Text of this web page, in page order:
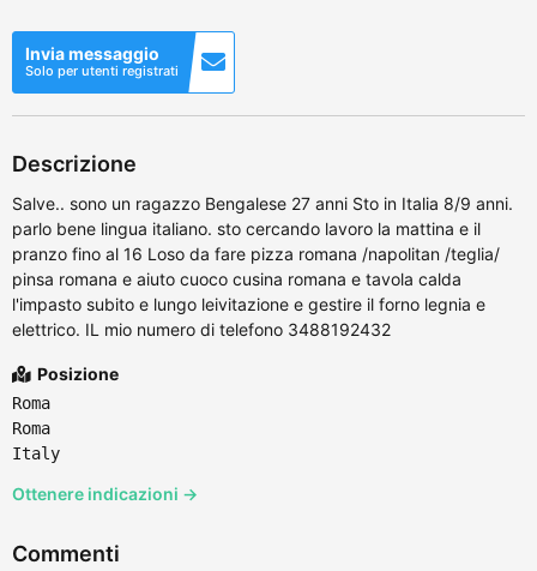
Invia messaggio
Solo per utenti registrati
Descrizione
Salve.. sono un ragazzo Bengalese 27 anni Sto in Italia 8/9 anni.
parlo bene lingua italiano. sto cercando lavoro la mattina e il
pranzo fino al 16 Loso da fare pizza romana /napolitan /teglia/
pinsa romana e aiuto cuoco cusina romana e tavola calda
l'impasto subito e lungo leivitazione e gestire il forno legnia e
elettrico. IL mio numero di telefono 3488192432
Posizione
Roma
Roma
Italy
Ottenere indicazioni →
Commenti